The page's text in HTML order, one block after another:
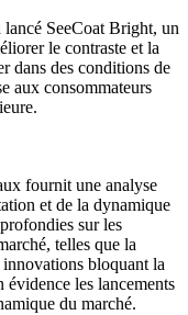
SeeCoat Bright, un
le contraste et la
dans des conditions de
aux consommateurs
fournit une analyse
et de la dynamique
sur les
telles que la
bloquant la
les lancements
du marché.